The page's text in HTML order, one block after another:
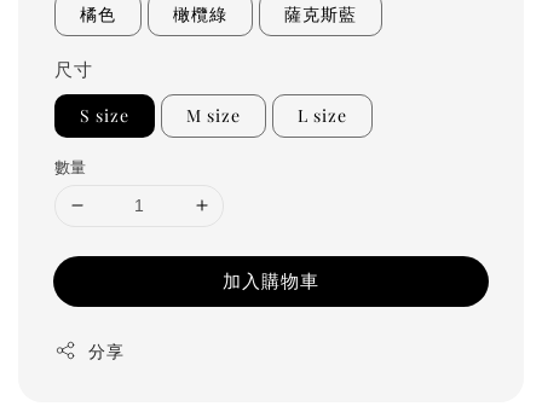
橘色 橄欖綠 薩克斯藍
尺寸
S size M size L size
數量
加入購物車
分享